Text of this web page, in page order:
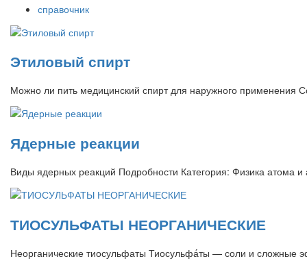
справочник
Этиловый спирт
Можно ли пить медицинский спирт для наружного применения
Ядерные реакции
Виды ядерных реакций Подробности Категория: Физика атома
ТИОСУЛЬФАТЫ НЕОРГАНИЧЕСКИЕ
Неорганические тиосульфаты Тиосульфа́ты — соли и сложные